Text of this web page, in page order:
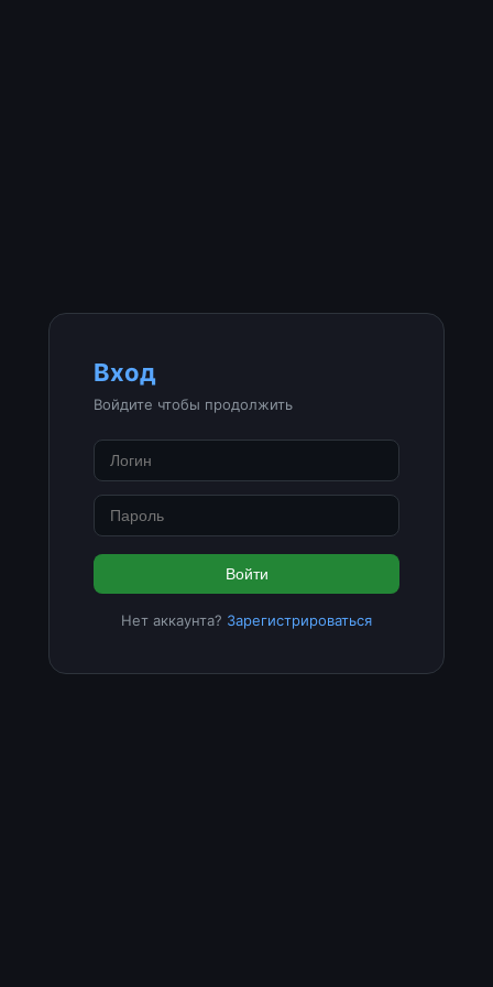
Вход
Войдите чтобы продолжить
Войти
Нет аккаунта? Зарегистрироваться